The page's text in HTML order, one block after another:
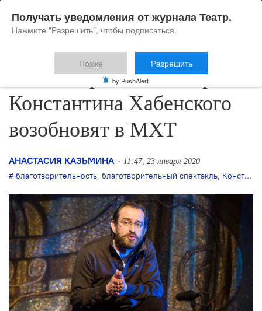
Благотворительный проект
Константина Хабенского
возобновят в МХТ
АНАСТАСИЯ КАЗЬМИНА 11:47, 23 января 2020
благотворительность, благотворительный спектакль, Константин Хабенский
Получать уведомления от журнала Театр.
Нажмите "Разрешить", чтобы подписаться.
Позже Разрешить
by PushAlert